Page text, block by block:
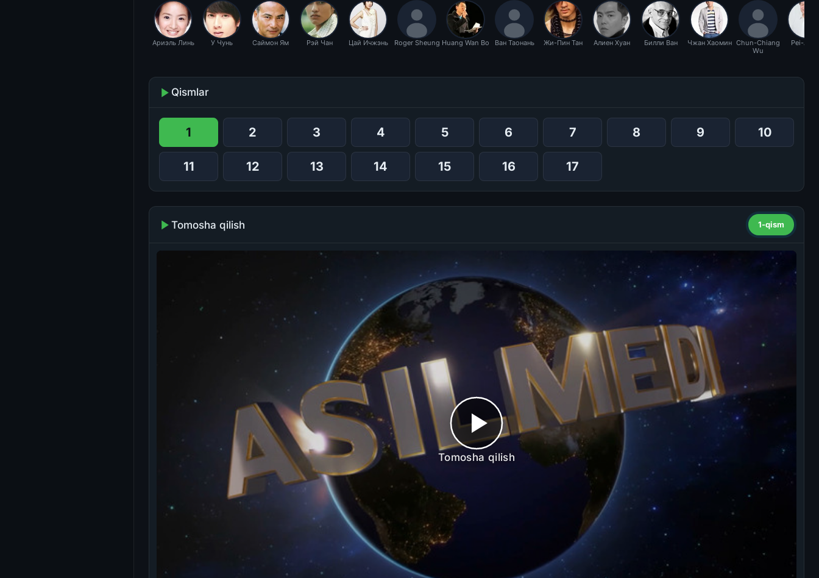
Ариэль Линь У Чунь Саймон Ям Рэй Чан Цай Ичжэнь Roger Sheung Huang Wan Bo Ван Таонань Жи-Пин Тан Алиен Хуан Билли Ван Чжан Хаомин Chun-Chiang
Wu
Pei-An
Qismlar
1 2 3 4 5 6 7 8 9 10
11 12 13 14 15 16 17
Tomosha qilish 1-qism
Tomosha qilish